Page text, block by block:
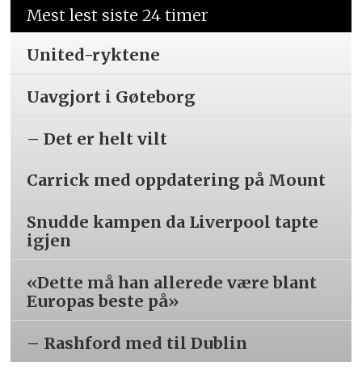
Mest lest siste 24 timer
United-ryktene
Uavgjort i Gøteborg
– Det er helt vilt
Carrick med oppdatering på Mount
Snudde kampen da Liverpool tapte
igjen
«Dette må han allerede være blant
Europas beste på»
– Rashford med til Dublin